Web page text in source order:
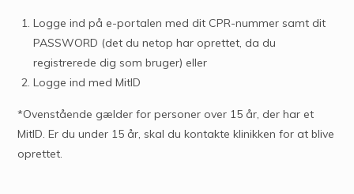
Logge ind på e-portalen med dit CPR-nummer samt dit
PASSWORD (det du netop har oprettet, da du
registrerede dig som bruger) eller
Logge ind med MitID
*Ovenstående gælder for personer over 15 år, der har et
MitID. Er du under 15 år, skal du kontakte klinikken for at blive
oprettet.